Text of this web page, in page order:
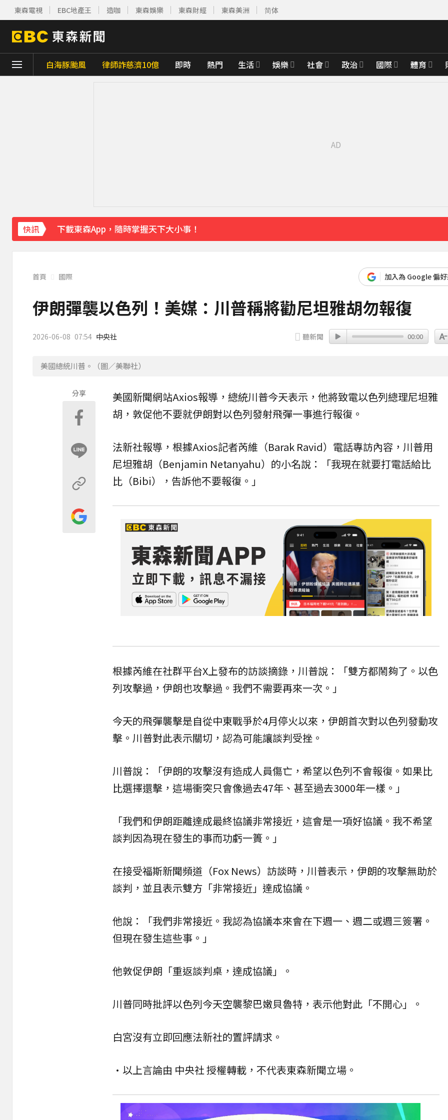
東森電視 EBC地產王 造咖 東森娛樂 東森財經 東森美洲 简体
白海豚颱風 律師詐慈濟10億 即時 熱門 生活 娛樂 社會 政治 國際 體育
快訊
下載東森App，隨時掌握天下大小事！
白海豚雨帶影響 鄭明典示警：晚上不要出門
23分鐘前
首頁 國際 加入為 Google 偏
伊朗彈襲以色列！美媒：川普稱將勸尼坦雅胡勿報復
2026-06-08 07:54 中央社 聽新聞 00:00
美國總統川普。（圖／美聯社）
分享 美國新聞網站Axios報導，總統川普今天表示，他將致電以色列總理尼坦雅
胡，敦促他不要就伊朗對以色列發射飛彈一事進行報復。
法新社報導，根據Axios記者芮維（Barak Ravid）電話專訪內容，川普用
尼坦雅胡（Benjamin Netanyahu）的小名說：「我現在就要打電話給比
比（Bibi），告訴他不要報復。」
根據芮維在社群平台X上發布的訪談摘錄，川普說：「雙方都鬧夠了。以色
列攻擊過，伊朗也攻擊過。我們不需要再來一次。」
今天的飛彈襲擊是自從中東戰爭於4月停火以來，伊朗首次對以色列發動攻
擊。川普對此表示關切，認為可能讓談判受挫。
川普說：「伊朗的攻擊沒有造成人員傷亡，希望以色列不會報復。如果比
比選擇還擊，這場衝突只會像過去47年、甚至過去3000年一樣。」
「我們和伊朗距離達成最終協議非常接近，這會是一項好協議。我不希望
談判因為現在發生的事而功虧一簣。」
在接受福斯新聞頻道（Fox News）訪談時，川普表示，伊朗的攻擊無助於
談判，並且表示雙方「非常接近」達成協議。
他說：「我們非常接近。我認為協議本來會在下週一、週二或週三簽署。
但現在發生這些事。」
他敦促伊朗「重返談判桌，達成協議」。
川普同時批評以色列今天空襲黎巴嫩貝魯特，表示他對此「不開心」。
白宮沒有立即回應法新社的置評請求。
•以上言論由 中央社 授權轉載，不代表東森新聞立場。